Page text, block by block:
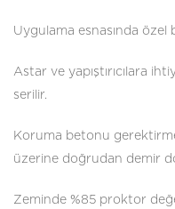
Uygulama esnasında
Astar ve yapıştırıcılara
serilir.
Koruma betonu
üzerine doğrudan demir
Zeminde %85 proktor